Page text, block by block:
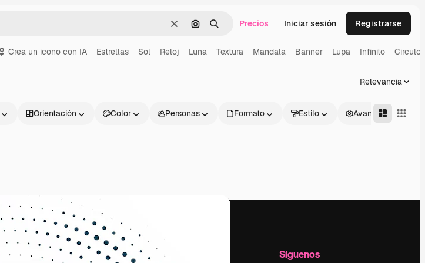
BorrarBuscar por imagen
BuscarPrecios Iniciar sesión Registrarse
Crea un icono con IA Estrellas Sol Reloj Luna Textura Mandala Banner Lupa Infinito Circulo
Relevancia
Orientación Color Personas Formato Estilo Avanzado
Productos Información útil Síguenos